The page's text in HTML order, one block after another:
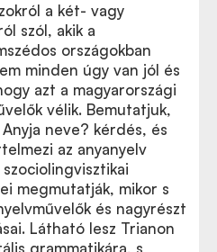
a két- vagy
szól, akik a
országokban
minden úgy van jól és
azt a magyarországi
vélik. Bemutatjuk,
neve? kérdés, és
az anyanyelv
megmutatják, mikor s
és nagyrészt
Látható lesz Trianon
grammatikára, s